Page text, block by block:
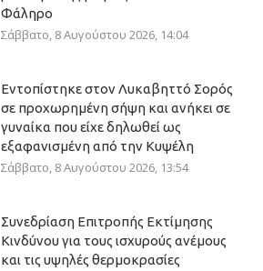
Φάληρο
Σάββατο, 8 Αυγούστου 2026, 14:04
Εντοπίστηκε στον Λυκαβηττό Σορός
σε προχωρημένη σήψη και ανήκει σε
γυναίκα που είχε δηλωθεί ως
εξαφανισμένη από την Κυψέλη
Σάββατο, 8 Αυγούστου 2026, 13:54
Συνεδρίαση Επιτροπής Εκτίμησης
Κινδύνου για τους ισχυρούς ανέμους
και τις υψηλές θερμοκρασίες